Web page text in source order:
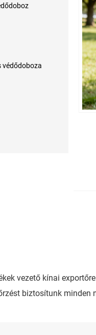
védődoboza
vezető kínai
biztosítunk minden